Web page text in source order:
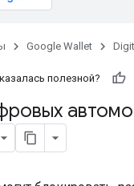
Google Wallet
полезной?